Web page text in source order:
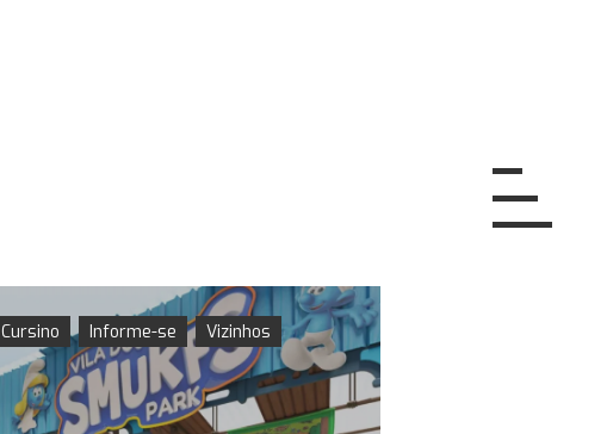
Cursino Informe-se Vizinhos